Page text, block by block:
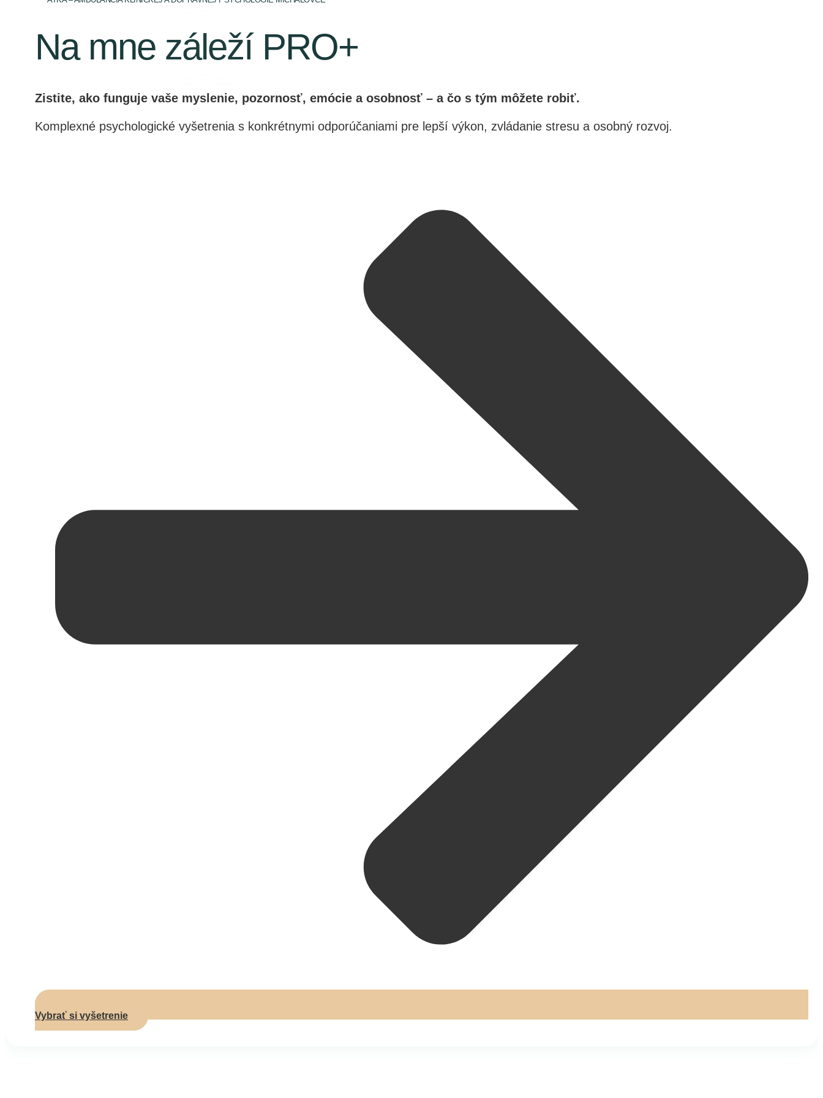
Na mne záleží PRO+
Zistite, ako funguje vaše myslenie, pozornosť, emócie a osobnosť – a čo s tým môžete robiť.
Komplexné psychologické vyšetrenia s konkrétnymi odporúčaniami pre lepší výkon, zvládanie stresu a osobný rozvoj.
Vybrať si vyšetrenie